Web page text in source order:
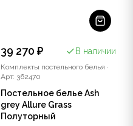
39 270 ₽ В наличии
Комплекты постельного белья ·
Арт: 362470
Постельное белье Ash
grey Allure Grass
Полуторный